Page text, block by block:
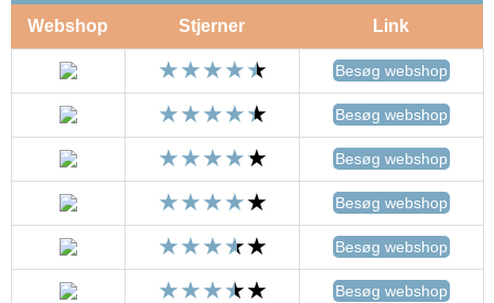
Webshop Stjerner Link
Besøg webshop
Besøg webshop
Besøg webshop
Besøg webshop
Besøg webshop
Besøg webshop